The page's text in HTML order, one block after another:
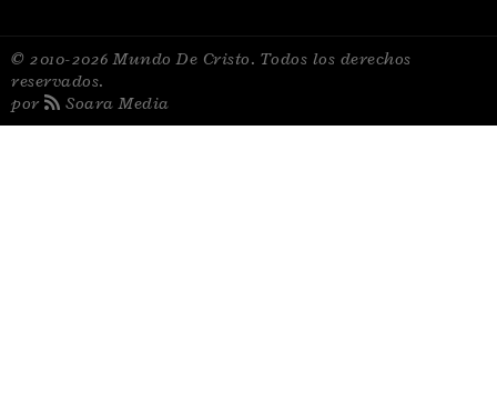
© 2010-2026 Mundo De Cristo. Todos los derechos
reservados.
por
Soara Media